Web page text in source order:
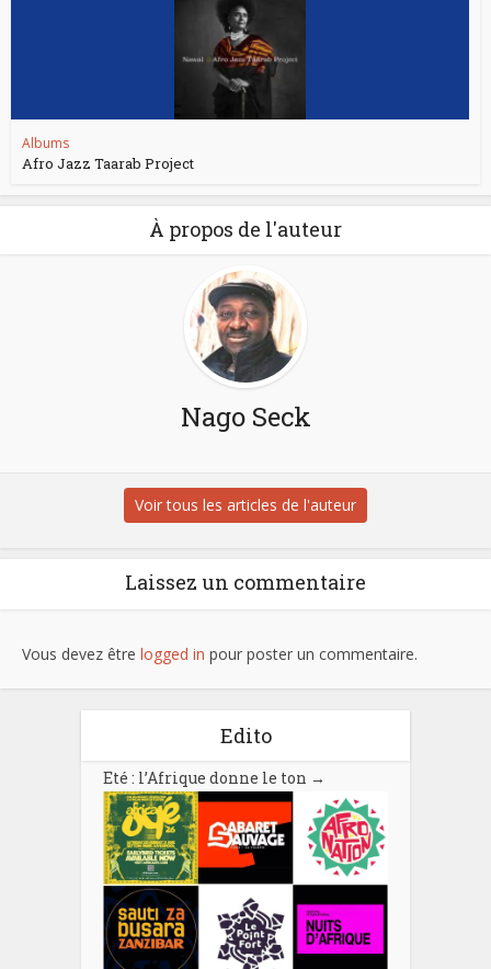
Albums
Afro Jazz Taarab Project
À propos de l'auteur
Nago Seck
Voir tous les articles de l'auteur
Laissez un commentaire
Vous devez être logged in pour poster un commentaire.
Edito
Eté : l’Afrique donne le ton →